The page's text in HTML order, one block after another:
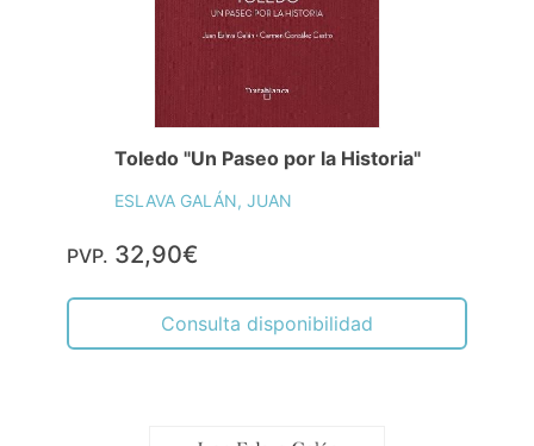
Toledo "Un Paseo por la Historia"
ESLAVA GALÁN, JUAN
PVP. 32,90€
Consulta disponibilidad